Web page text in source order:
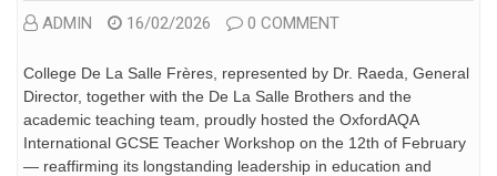
ADMIN 16/02/2026 0 COMMENT
College De La Salle Frères, represented by Dr. Raeda, General
Director, together with the De La Salle Brothers and the
academic teaching team, proudly hosted the OxfordAQA
International GCSE Teacher Workshop on the 12th of February
— reaffirming its longstanding leadership in education and